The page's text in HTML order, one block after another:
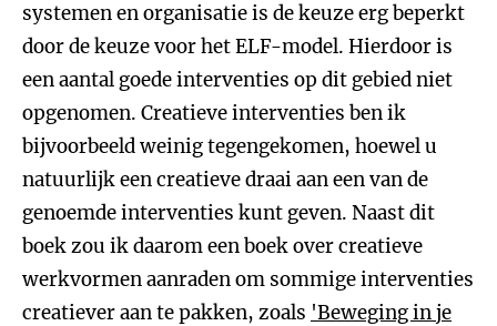
systemen en organisatie is de keuze erg beperkt
door de keuze voor het ELF-model. Hierdoor is
een aantal goede interventies op dit gebied niet
opgenomen. Creatieve interventies ben ik
bijvoorbeeld weinig tegengekomen, hoewel u
natuurlijk een creatieve draai aan een van de
genoemde interventies kunt geven. Naast dit
boek zou ik daarom een boek over creatieve
werkvormen aanraden om sommige interventies
creatiever aan te pakken, zoals 'Beweging in je